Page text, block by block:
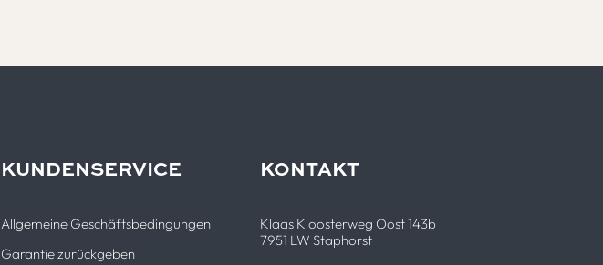
KUNDENSERVICE
Allgemeine Geschäftsbedingungen
Garantie zurückgeben
KONTAKT
Klaas Kloosterweg Oost 143b
7951 LW Staphorst